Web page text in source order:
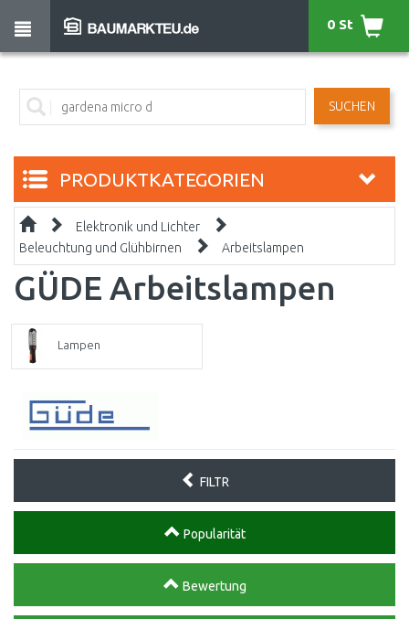
SUCHEN
0 St
PRODUKTKATEGORIEN
Elektronik und Lichter
Beleuchtung und Glühbirnen
Arbeitslampen
GÜDE Arbeitslampen
Lampen
FILTR
Popularität
Bewertung